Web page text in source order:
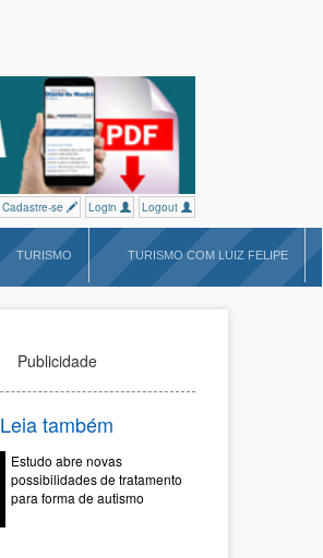
Cadastre-se Login Logout
TURISMO TURISMO COM LUIZ FELIPE
Publicidade
Leia também
Estudo abre novas
possibilidades de tratamento
para forma de autismo